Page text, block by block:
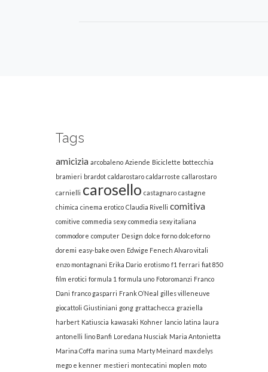
Tags
amicizia arcobaleno Aziende Biciclette bottecchia
bramieri brardot caldarostaro caldarroste callarostaro
carnielli carosello castagnaro castagne
chimica cinema erotico Claudia Rivelli comitiva
comitive commedia sexy commedia sexy italiana
commodore computer Design dolce forno dolceforno
doremi easy-bake oven Edwige Fenech Alvaro vitali
enzo montagnani Erika Dario erotismo f1 ferrari fiat 850
film erotici formula 1 formula uno Fotoromanzi Franco
Dani franco gasparri Frank O’Neal gilles villeneuve
giocattoli Giustiniani gong grattachecca graziella
harbert Katiuscia kawasaki Kohner lancio latina laura
antonelli lino Banfi Loredana Nusciak Maria Antonietta
Marina Coffa marina suma Marty Meinard max delys
mego e kenner mestieri montecatini moplen moto